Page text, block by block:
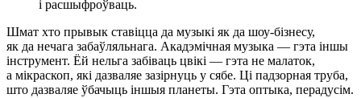
і расшыфроўваць.
Шмат хто прывык ставіцца да музыкі як да шоу-бізнесу,
як да нечага забаўляльнага. Акадэмічная музыка — гэта іншы
інструмент. Ёй нельга забіваць цвікі — гэта не малаток,
а мікраскоп, які дазваляе зазірнуць у сябе. Ці падзорная труба,
што дазваляе ўбачыць іншыя планеты. Гэта оптыка, перадусім.